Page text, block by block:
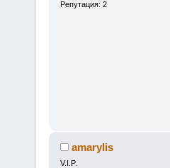
Репутация: 2
amarylis
V.I.P.